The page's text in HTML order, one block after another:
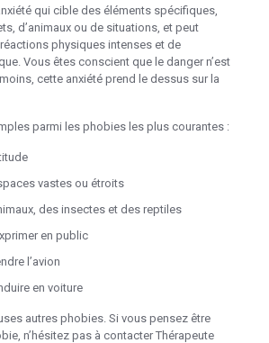
qui cible des éléments spécifiques,
d’animaux ou de situations, et peut
physiques intenses et de
Vous êtes conscient que le danger n’est
cette anxiété prend le dessus sur la
parmi les phobies les plus courantes :
vastes ou étroits
des insectes et des reptiles
en public
l’avion
en voiture
autres phobies. Si vous pensez être
n’hésitez pas à contacter Thérapeute